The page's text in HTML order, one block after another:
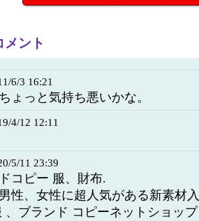
メント
6/3 16:21
ょっと気持ち悪いかな。
4/12 12:11
5/11 23:39
コピー 服、財布.
性、女性に超人気がある新素材
、ブランド コピーネットショッ